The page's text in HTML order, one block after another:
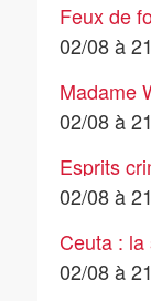
Feux de
lutte
02/08 à
Madame
02/08 à
Esprits
nouvelle
02/08 à
Ceuta :
la
02/08 à